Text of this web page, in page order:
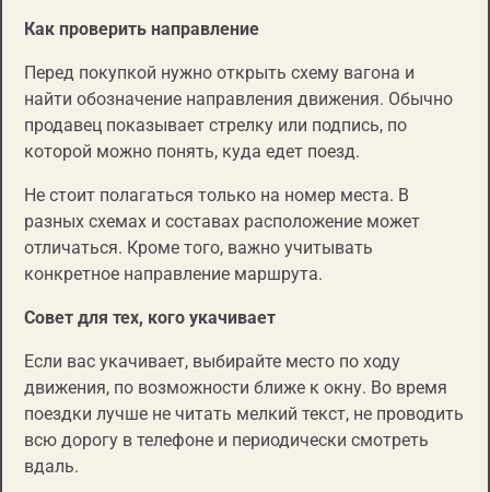
Как проверить направление
Перед покупкой нужно открыть схему вагона и
найти обозначение направления движения. Обычно
продавец показывает стрелку или подпись, по
которой можно понять, куда едет поезд.
Не стоит полагаться только на номер места. В
разных схемах и составах расположение может
отличаться. Кроме того, важно учитывать
конкретное направление маршрута.
Совет для тех, кого укачивает
Если вас укачивает, выбирайте место по ходу
движения, по возможности ближе к окну. Во время
поездки лучше не читать мелкий текст, не проводить
всю дорогу в телефоне и периодически смотреть
вдаль.